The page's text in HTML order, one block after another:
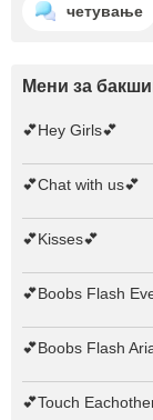
четување
Мени за
💕Hey Girls💕
💕Chat with us💕
💕Kisses💕
💕Boobs Flash
💕Boobs Flash
💕Touch